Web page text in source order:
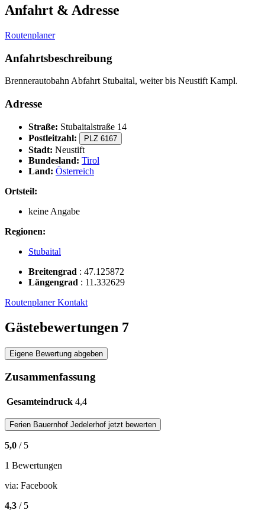
Anfahrt & Adresse
Routenplaner
Anfahrtsbeschreibung
Brennerautobahn Abfahrt Stubaital, weiter bis Neustift Kampl.
Adresse
Straße: Stubaitalstraße 14
Postleitzahl:
PLZ 6167
Stadt: Neustift
Bundesland: Tirol
Land: Österreich
Ortsteil:
keine Angabe
Regionen:
Stubaital
Breitengrad : 47.125872
Längengrad : 11.332629
RoutenplanerKontakt
Gästebewertungen 7
Eigene Bewertung abgeben
Zusammenfassung
Gesamteindruck 4,4
Ferien Bauernhof Jedelerhof jetzt bewerten
5,0 / 5
1 Bewertungen
via: Facebook
4,3 / 5